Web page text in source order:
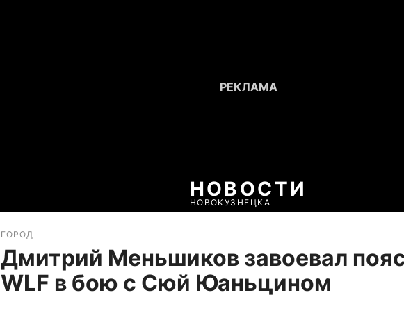
НОВОСТИ
НОВОКУЗНЕЦКА
ГОРОД
Дмитрий Меньшиков завоевал
WLF в бою с Сюй Юаньцином